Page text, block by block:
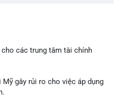
các trung tâm tài chính
gây rủi ro cho việc áp dụng